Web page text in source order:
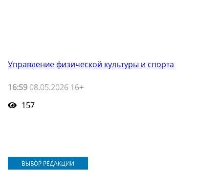
Управление физической культуры и спорта
16:59 08.05.2026 16+
157
ВЫБОР РЕДАКЦИИ